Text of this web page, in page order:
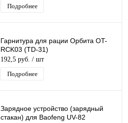
Подробнее
Гарнитура для рации Орбита OT-
RCK03 (TD-31)
192,5 руб. / шт
Подробнее
Зарядное устройство (зарядный
стакан) для Baofeng UV-82